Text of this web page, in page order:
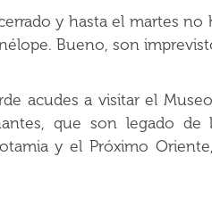
y hasta el martes no
Bueno, son
acudes a visitar el
que son legado de
y el Próximo